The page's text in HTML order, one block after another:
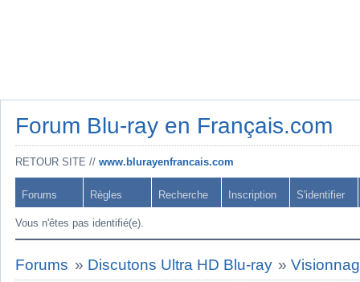
Forum Blu-ray en Français.com
RETOUR SITE // www.blurayenfrancais.com
Forums Règles Recherche Inscription S'identifier
Vous n'êtes pas identifié(e).
Forums » Discutons Ultra HD Blu-ray »